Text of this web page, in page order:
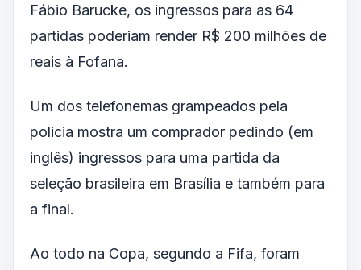
Fábio Barucke, os ingressos para as 64
partidas poderiam render R$ 200 milhões de
reais à Fofana.
Um dos telefonemas grampeados pela
policia mostra um comprador pedindo (em
inglês) ingressos para uma partida da
seleção brasileira em Brasília e também para
a final.
Ao todo na Copa, segundo a Fifa, foram